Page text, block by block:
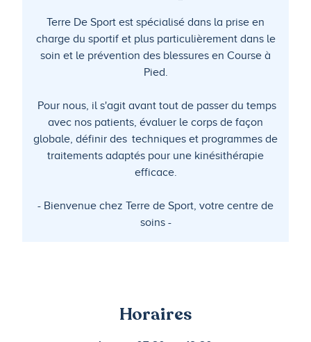
Terre De Sport est spécialisé dans la prise en
charge du sportif et plus particulièrement dans le
soin et le prévention des blessures en Course à
Pied.
Pour nous, il s'agit avant tout de passer du temps
avec nos patients, évaluer le corps de façon
globale, définir des techniques et programmes de
traitements adaptés pour une kinésithérapie
efficace.
- Bienvenue chez Terre de Sport, votre centre de
soins -
Horaires